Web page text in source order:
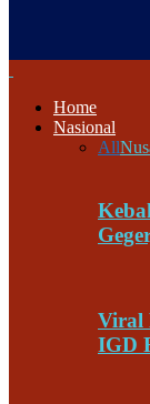
Home
Nasional
All
Viral
IGD